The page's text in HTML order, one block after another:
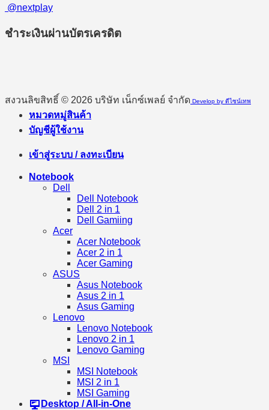
@nextplay
ชำระเงินผ่านบัตรเครดิต
สงวนลิขสิทธิ์ © 2026 บริษัท เน็กซ์เพลย์ จำกัด Develop by ดีไซน์เทพ
หมวดหมู่สินค้า
บัญชีผู้ใช้งาน
เข้าสู่ระบบ / ลงทะเบียน
Notebook
Dell
Dell Notebook
Dell 2 in 1
Dell Gamiing
Acer
Acer Notebook
Acer 2 in 1
Acer Gaming
ASUS
Asus Notebook
Asus 2 in 1
Asus Gaming
Lenovo
Lenovo Notebook
Lenovo 2 in 1
Lenovo Gaming
MSI
MSI Notebook
MSI 2 in 1
MSI Gaming
Desktop / All-in-One